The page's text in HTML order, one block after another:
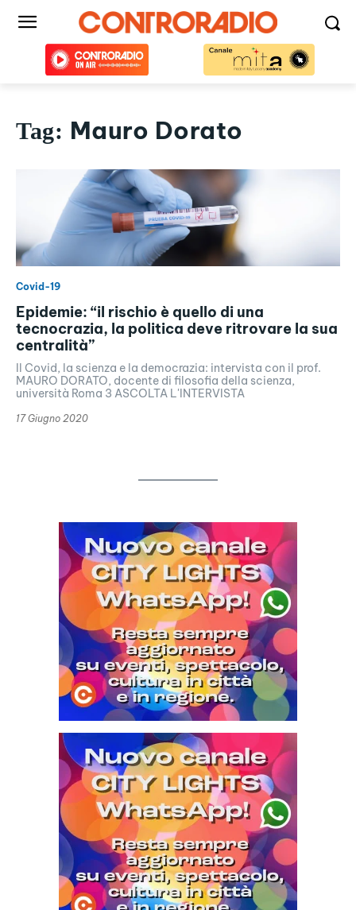
Tag: Mauro Dorato
Covid-19
Epidemie: “il rischio è quello di una
tecnocrazia, la politica deve ritrovare la sua
centralità”
Il Covid, la scienza e la democrazia: intervista con il prof.
MAURO DORATO, docente di filosofia della scienza,
università Roma 3 ASCOLTA L'INTERVISTA
17 Giugno 2020